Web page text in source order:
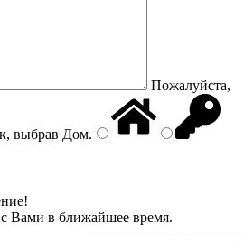
Пожалуйста,
выбрав Дом.
Вами в ближайшее время.